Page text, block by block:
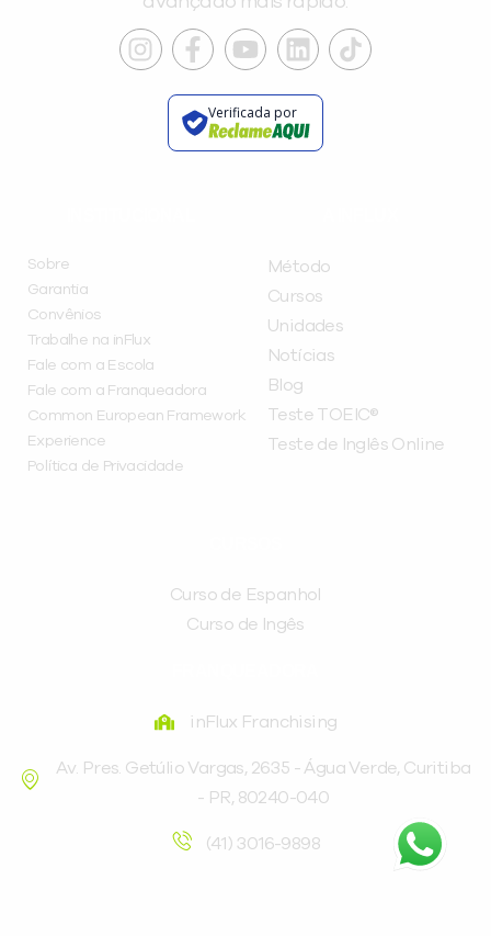
Verificada por
Sobre
Garantia
Convênios
Trabalhe na inFlux
Fale com a Escola
Fale com a Franqueadora
Common European Framework
Experience
Política de Privacidade
Método
Cursos
Unidades
Notícias
Blog
Teste TOEIC®
Teste de Inglês Online
Curso de Espanhol
Curso de Ingês
inFlux Franchising
Av. Pres. Getúlio Vargas, 2635 - Água Verde, Curitiba
- PR, 80240-040
(41) 3016-9898